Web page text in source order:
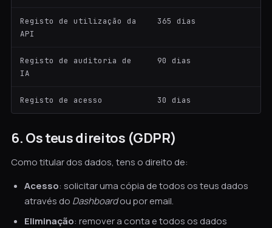
Registo de utilização da
API
365 dias
Registo de auditoria de
IA
90 dias
Registo de acesso 30 dias
6. Os teus direitos (GDPR)
Como titular dos dados, tens o direito de:
Acesso: solicitar uma cópia de todos os teus dados
através do Dashboardou por email.
Eliminação: remover a conta e todos os dados